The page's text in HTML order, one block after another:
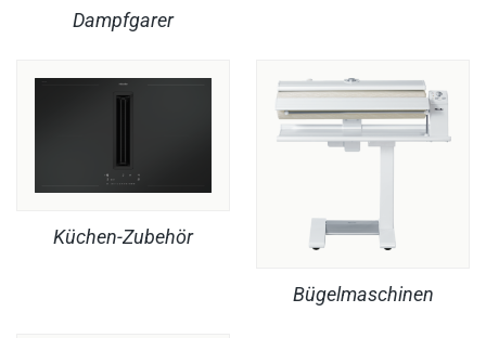
Dampfgarer
Küchen-Zubehör
Bügelmaschinen